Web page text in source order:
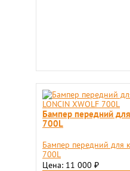
Бампер передний
700L
Бампер передний для
700L
Цена: 11 000 ₽